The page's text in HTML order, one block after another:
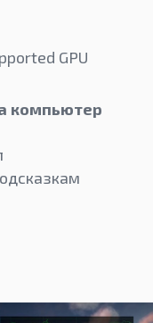
GPU
компьютер